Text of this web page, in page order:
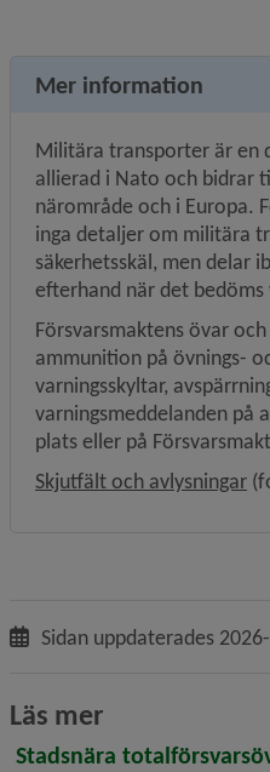
Mer information
Militära transporter är en
allierad i Nato och bidrar
närområde och i Europa.
inga detaljer om militära
säkerhetsskäl, men delar
efterhand när det bedöms
Försvarsmaktens övar
ammunition på övnings-
varningsskyltar,
varningsmeddelanden på
plats eller på
Skjutfält och avlysningar
Sidan uppdaterades
Läs mer
Stadsnära